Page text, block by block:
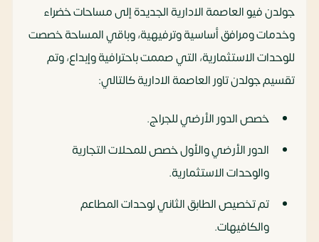
جولدن فيو العاصمة الادارية الجديدة إلى مساحات خضراء
وخدمات ومرافق أساسية وترفيهية، وباقي المساحة خصصت
للوحدات الاستثمارية، التي صممت باحترافية وإبداع، وتم
تقسيم جولدن تاور العاصمة الادارية كالتالي:
خصص الدور الأرضي للجراج.
الدور الأرضي والأول خصص للمحلات التجارية
والوحدات الاستثمارية.
تم تخصيص الطابق الثاني لوحدات المطاعم
والكافيهات.